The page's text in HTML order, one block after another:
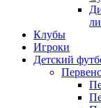
Клубы
Игроки
Детский